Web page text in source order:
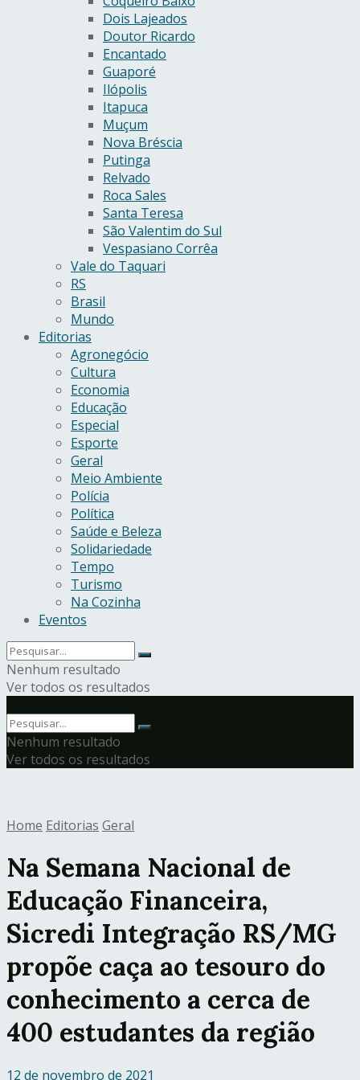
Dois Lajeados
Doutor Ricardo
Encantado
Guaporé
Ilópolis
Itapuca
Muçum
Nova Bréscia
Putinga
Relvado
Roca Sales
Santa Teresa
São Valentim do Sul
Vespasiano Corrêa
Vale do Taquari
RS
Brasil
Mundo
Editorias
Agronegócio
Cultura
Economia
Educação
Especial
Esporte
Geral
Meio Ambiente
Polícia
Política
Saúde e Beleza
Solidariedade
Tempo
Turismo
Na Cozinha
Eventos
Nenhum resultado
Ver todos os resultados
Nenhum resultado
Ver todos os resultados
Home Editorias Geral
Na Semana Nacional de
Educação Financeira,
Sicredi Integração RS/MG
propõe caça ao tesouro do
conhecimento a cerca de
400 estudantes da região
12 de novembro de 2021